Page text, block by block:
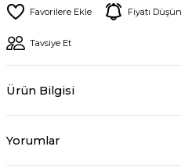
Fiyatı
Tavsiye Et
Ürün Bilgisi
Yorumlar